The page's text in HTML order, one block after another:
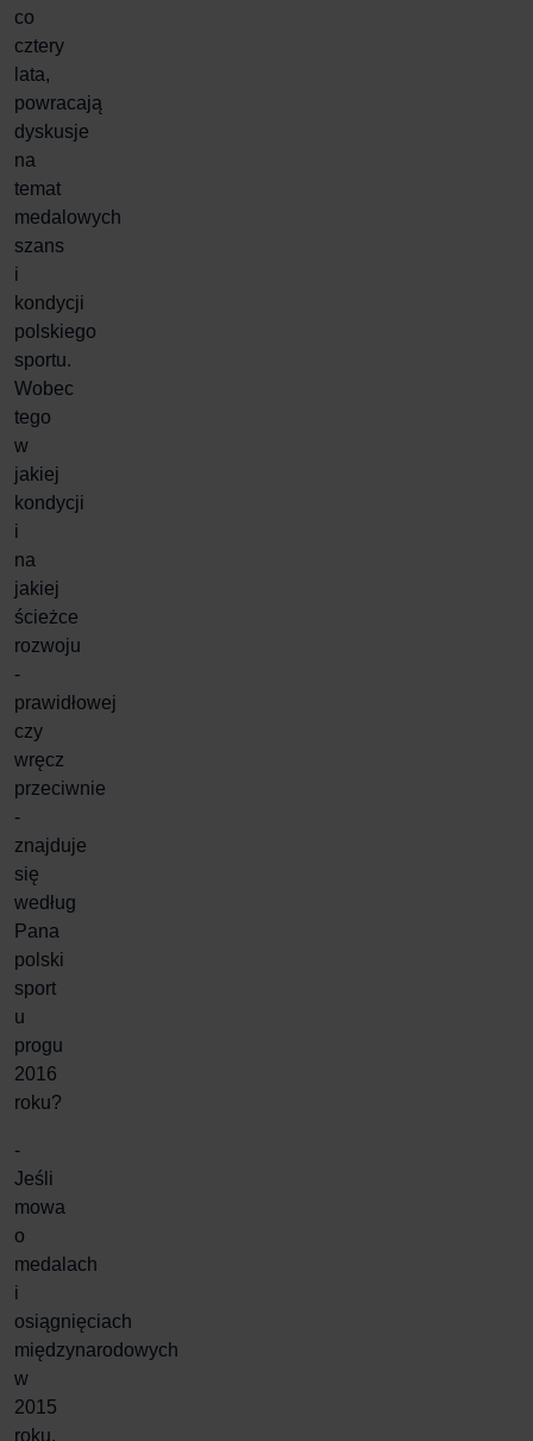
co
cztery
lata,
powracają
dyskusje
na
temat
medalowych
szans
i
kondycji
polskiego
sportu.
Wobec
tego
w
jakiej
kondycji
i
na
jakiej
ścieżce
rozwoju
-
prawidłowej
czy
wręcz
przeciwnie
-
znajduje
się
według
Pana
polski
sport
u
progu
2016
roku?
-
Jeśli
mowa
o
medalach
i
osiągnięciach
międzynarodowych
w
2015
roku,